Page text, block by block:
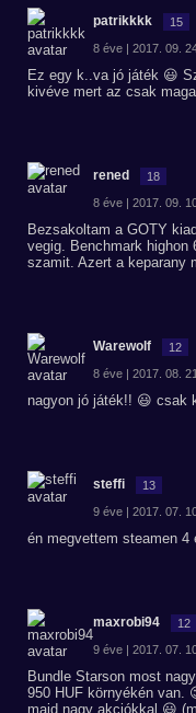
patrikkkk 15
8 éve | 2017. 09.
Ez egy k..va jó játék 😃
kivéve mert az csak
rened 18
8 éve | 2017. 09.
Bezsakoltam a GOTY
vegig. Benchmark highon
szamit. Azert a keparany
Warewolf 12
8 éve | 2017. 08.
nagyon jó játék!! 😃 csak
steffi 13
9 éve | 2017. 07.
én megvettem steamen 4
maxrobi94 12
9 éve | 2017. 07.
Bundle Starson most
950 HUF környékén van.
majd nagy akciókkal 😃